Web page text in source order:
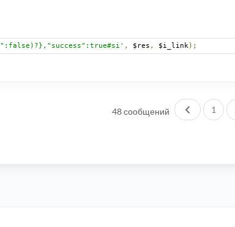
, $res , $i_link);
48 сообщений Пред.
1